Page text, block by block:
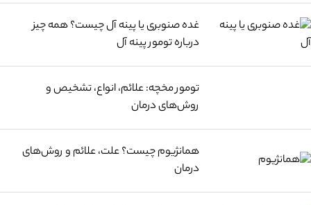
غده صنوبری یا پینه آل چیست؟ همه چیز
درباره تومور پینه آل
تومور مخچه: علائم، انواع، تشخیص و
روش‌های درمان
همانژیوم چیست؟ علت، علائم و روش‌های
درمان